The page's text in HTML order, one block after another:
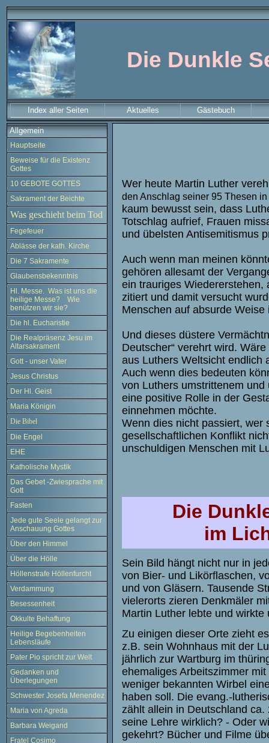
Die
Index aller Seiten Aktuelles Gästebuch
Allgemein
Hauptseite
Beweise für die Existenz
Gottes
10 GEBOTE GOTTES
Sakrament der Beichte
Was geschieht beim Tod
Fegefeuer
Ablässe der kath. Kirche
Die 7 Sakramente
Glaubensbekenntnis
Hl. Messe. Was ist uns die
heilige Messe? Wie
benützen wir sie?
Die hl. Eucharistie
Die Realpräsenz Jesu im
Altarsakrament
Gott - unser Vater
Jesus Christus
Der Hl. Geist
Maria Königin
Die Bibel
Die Engel
EHE
Katholische Mystik
Das Gebet -Zwiesprache mit
Gott
Fasten
Jede gute Seele gelangt zur
Anschauung Gottes
Über den Himmel
Über die Hölle
Höllenstrafe Höllenfurcht
Verdammung
Besessenheit
Okkulte Behaftung
Heilige Begebenheiten
Lebensläufe
Pater Pio spricht zur Welt
Gedanken und
Überlegungen
Schwester Josefa Menendez
Maria von Agreda
Barbara Weigand
Fratel Cosimo
Wer heute Martin Luther
den Anschlag seiner 95 Thesen
kaum bewusst sein, dass
Totschlag aufrief, Frauen
und übelsten Antisemitismus
Auch wenn man meinen
gehören allesamt der
ein trauriges Wiedererstehen,
zitiert und damit versucht
Menschen auf absurde
Und dieses düstere
Deutscher“ verehrt wird.
aus Luthers Weltsicht endlich
Auch wenn dies bedeuten
von Luthers umstrittenem
eine positive Rolle in der
einnehmen möchte.
Wenn dies nicht passiert, wer
gesellschaftlichen Konflikt
unschuldigen Menschen mit
Die
im
Sein Bild hängt nicht nur in
von Bier- und Likörflaschen,
und von Gläsern. Tausende
vielerorts zieren Denkmäler
Martin Luther lebte und
Zu einigen dieser Orte zieht
z.B. sein Wohnhaus mit der
jährlich zur Wartburg im
ehemaliges Arbeitszimmer
weniger bekannten Wirbel
haben soll. Die evang.-
zählt allein in Deutschland
seine Lehre wirklich? - Oder
gekehrt? Bücher und Filme